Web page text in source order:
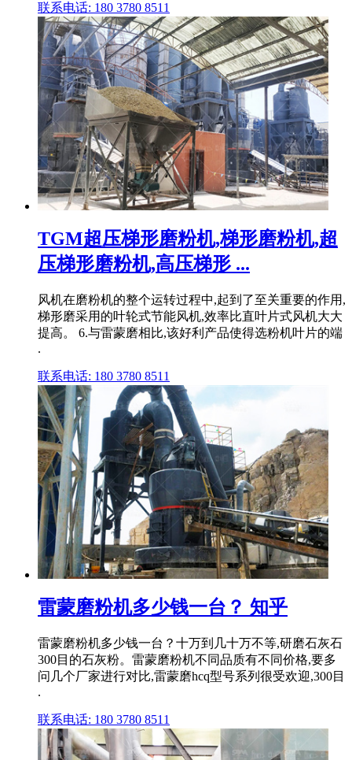
联系电话: 180 3780 8511
TGM超压梯形磨粉机,梯形磨粉机,超
压梯形磨粉机,高压梯形 ...
风机在磨粉机的整个运转过程中,起到了至关重要的作用,
梯形磨采用的叶轮式节能风机,效率比直叶片式风机大大
提高。 6.与雷蒙磨相比,该好利产品使得选粉机叶片的端
.
联系电话: 180 3780 8511
雷蒙磨粉机多少钱一台？ 知乎
雷蒙磨粉机多少钱一台？十万到几十万不等,研磨石灰石
300目的石灰粉。雷蒙磨粉机不同品质有不同价格,要多
问几个厂家进行对比,雷蒙磨hcq型号系列很受欢迎,300目
.
联系电话: 180 3780 8511